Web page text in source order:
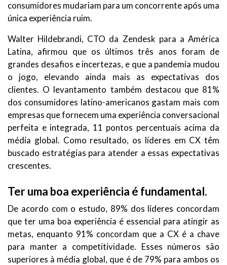
consumidores mudariam para um concorrente após uma
única experiência ruim.
Walter Hildebrandi, CTO da Zendesk para a América
Latina, afirmou que os últimos três anos foram de
grandes desafios e incertezas, e que a pandemia mudou
o jogo, elevando ainda mais as expectativas dos
clientes. O levantamento também destacou que 81%
dos consumidores latino-americanos gastam mais com
empresas que fornecem uma experiência conversacional
perfeita e integrada, 11 pontos percentuais acima da
média global. Como resultado, os líderes em CX têm
buscado estratégias para atender a essas expectativas
crescentes.
Ter uma boa experiência é fundamental.
De acordo com o estudo, 89% dos líderes concordam
que ter uma boa experiência é essencial para atingir as
metas, enquanto 91% concordam que a CX é a chave
para manter a competitividade. Esses números são
superiores à média global, que é de 79% para ambos os